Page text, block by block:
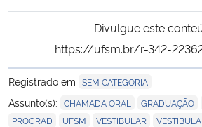
Divulgue este
https://ufsm.br/r-342-
Registrado em SEM CATEGORIA
Assunto(s): CHAMADA ORAL GRADUAÇÃO
PROGRAD UFSM VESTIBULAR